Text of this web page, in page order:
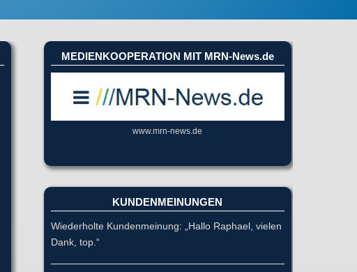
MEDIENKOOPERATION MIT MRN-News.de
www.mrn-news.de
KUNDENMEINUNGEN
Wiederholte Kundenmeinung: „Hallo Raphael, vielen
Dank, top.“